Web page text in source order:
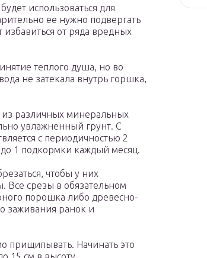
использоваться для
ее нужно подвергать
от ряда вредных
теплого душа, но во
не затекала внутрь горшка,
из различных минеральных
увлажненный грунт. С
с периодичностью 2
1 подкормки каждый месяц.
чтобы у них
срезы в обязательном
порошка либо древесно-
заживания ранок и
прищипывать. Начинать это